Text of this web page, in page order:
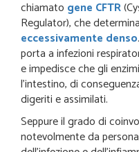
chiamato gene CFTR
Regulator), che
eccessivamente denso
porta a infezioni
e impedisce che gli
l’intestino, di
digeriti e assimilati.
Seppure il grado di
notevolmente da